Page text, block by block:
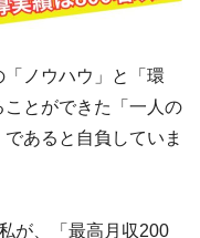
ノウハウ」と「環
とができた「一人の
あると自負していま
が、「最高月収200